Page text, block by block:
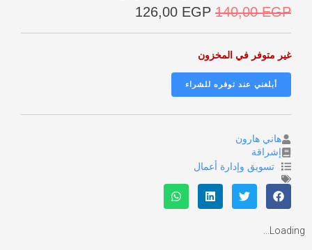
140,00EGP
126,00 EGP
غير متوفر في المخزون
هاني هارون
إشراقة
تسويق وإدارة أعمال
Loading...